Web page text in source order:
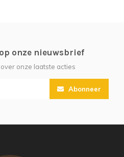
onze nieuwsbrief
onze laatste acties
Abonneer